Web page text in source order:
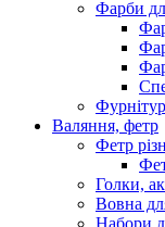
Фарби
Валяння, фетр
Фетр
Голки,
Вовна
Набори